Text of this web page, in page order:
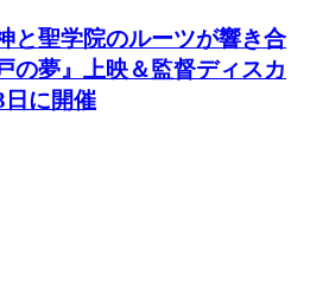
と聖学院のルーツが響き合
の夢』上映＆監督ディスカ
日に開催